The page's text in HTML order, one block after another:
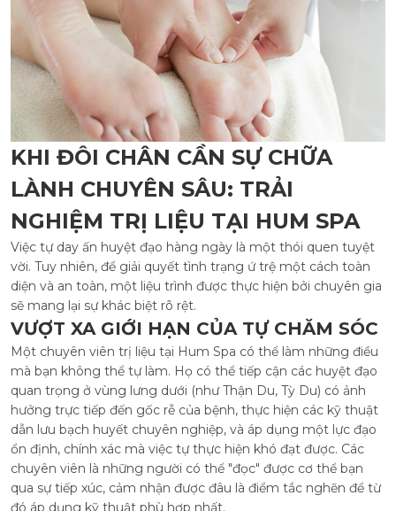
KHI ĐÔI CHÂN CẦN SỰ CHỮA
LÀNH CHUYÊN SÂU: TRẢI
NGHIỆM TRỊ LIỆU TẠI HUM SPA
Việc tự day ấn huyệt đạo hàng ngày là một thói quen tuyệt
vời. Tuy nhiên, để giải quyết tình trạng ứ trệ một cách toàn
diện và an toàn, một liệu trình được thực hiện bởi chuyên gia
sẽ mang lại sự khác biệt rõ rệt.
VƯỢT XA GIỚI HẠN CỦA TỰ CHĂM SÓC
Một chuyên viên trị liệu tại Hum Spa có thể làm những điều
mà bạn không thể tự làm. Họ có thể tiếp cận các huyệt đạo
quan trọng ở vùng lưng dưới (như Thận Du, Tỳ Du) có ảnh
hưởng trực tiếp đến gốc rễ của bệnh, thực hiện các kỹ thuật
dẫn lưu bạch huyết chuyên nghiệp, và áp dụng một lực đạo
ổn định, chính xác mà việc tự thực hiện khó đạt được. Các
chuyên viên là những người có thể "đọc" được cơ thể bạn
qua sự tiếp xúc, cảm nhận được đâu là điểm tắc nghẽn để từ
đó áp dụng kỹ thuật phù hợp nhất.